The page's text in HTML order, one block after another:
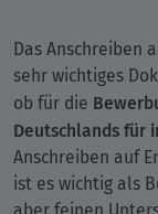
Das Anschreiben
sehr wichtiges
ob für die
Deutschlands für
Anschreiben auf
ist es wichtig als